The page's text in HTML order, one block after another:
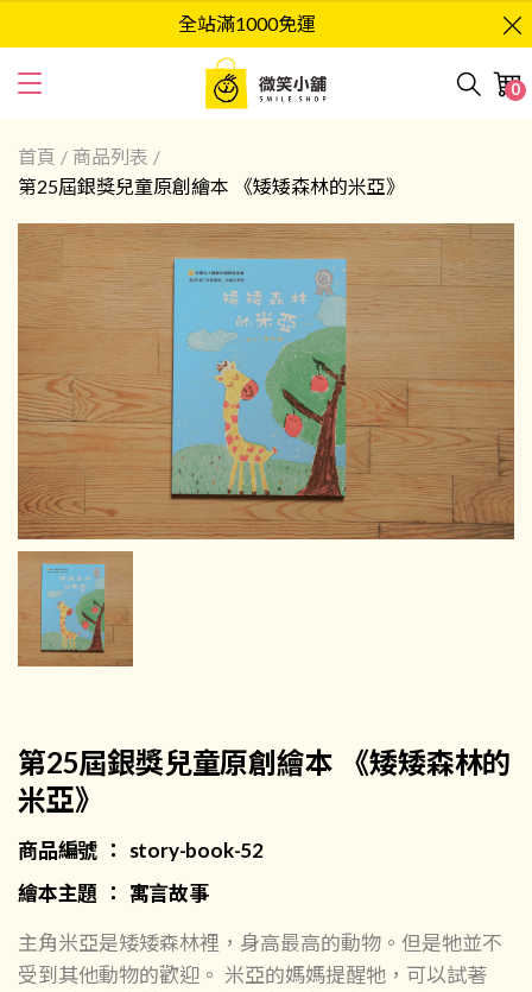
全站滿1000免運
0
首頁 / 商品列表 /
第25屆銀獎兒童原創繪本 《矮矮森林的米亞》
第25屆銀獎兒童原創繪本 《矮矮森林的
米亞》
商品編號 ： story-book-52
繪本主題 ： 寓言故事
主角米亞是矮矮森林裡，身高最高的動物。但是牠並不
受到其他動物的歡迎。 米亞的媽媽提醒牠，可以試著